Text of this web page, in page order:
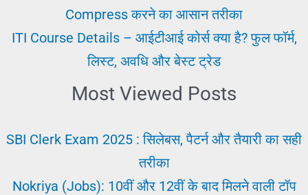
Compress करने का आसान तरीका
ITI Course Details – आईटीआई कोर्स क्या है? फुल फॉर्म,
लिस्ट, अवधि और बेस्ट ट्रेड
Most Viewed Posts
SBI Clerk Exam 2025 : सिलेबस, पैटर्न और तैयारी का सही
तरीका
Nokriya (Jobs): 10वीं और 12वीं के बाद मिलने वाली टॉप